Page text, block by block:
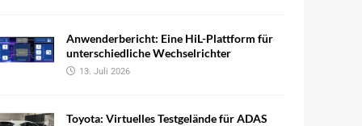
Anwenderbericht: Eine HiL-Plattform für
unterschiedliche Wechselrichter
13. Juli 2026
Toyota: Virtuelles Testgelände für ADAS